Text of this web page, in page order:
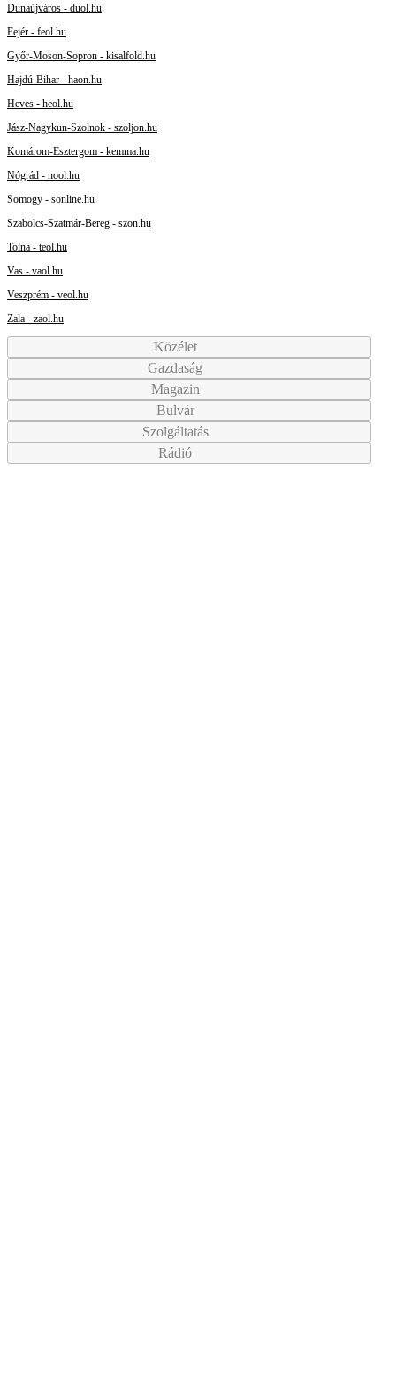
Dunaújváros - duol.hu
Fejér - feol.hu
Győr-Moson-Sopron - kisalfold.hu
Hajdú-Bihar - haon.hu
Heves - heol.hu
Jász-Nagykun-Szolnok - szoljon.hu
Komárom-Esztergom - kemma.hu
Nógrád - nool.hu
Somogy - sonline.hu
Szabolcs-Szatmár-Bereg - szon.hu
Tolna - teol.hu
Vas - vaol.hu
Veszprém - veol.hu
Zala - zaol.hu
Közélet
Gazdaság
Magazin
Bulvár
Szolgáltatás
Rádió